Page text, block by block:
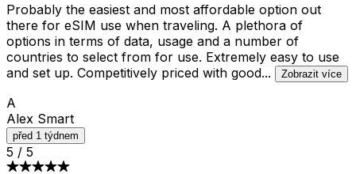
Probably the easiest and most affordable option out
there for eSIM use when traveling. A plethora of
options in terms of data, usage and a number of
countries to select from for use. Extremely easy to use
and set up. Competitively priced with good... Zobrazit více
A
Alex Smart
před 1 týdnem
5 / 5